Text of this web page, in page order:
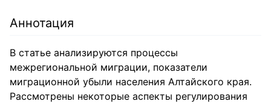
Аннотация
В статье анализируются процессы
межрегиональной миграции, показатели
миграционной убыли населения Алтайского края.
Рассмотрены некоторые аспекты регулирования